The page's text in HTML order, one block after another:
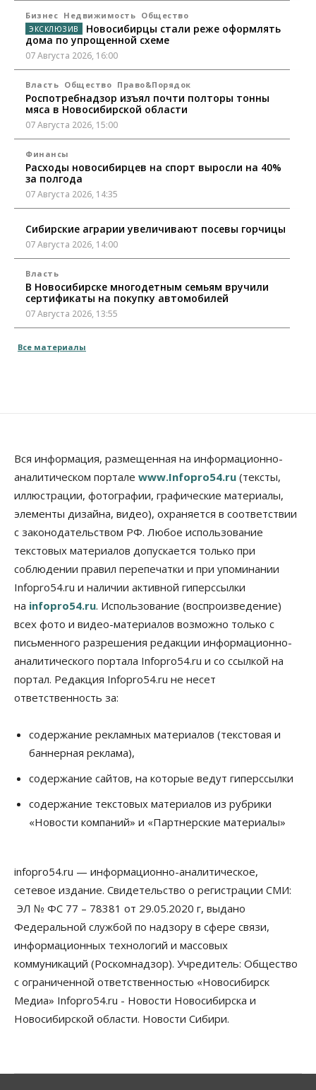
Бизнес Недвижимость Общество
Новосибирцы стали реже оформлять
дома по упрощенной схеме
07 Августа 2026, 16:00
Власть Общество Право&Порядок
Роспотребнадзор изъял почти полторы тонны
мяса в Новосибирской области
07 Августа 2026, 15:00
Финансы
Расходы новосибирцев на спорт выросли на 40%
за полгода
07 Августа 2026, 14:35
Сибирские аграрии увеличивают посевы горчицы
07 Августа 2026, 14:00
Власть
В Новосибирске многодетным семьям вручили
сертификаты на покупку автомобилей
07 Августа 2026, 13:55
Треть автовладельцев в Новосибирской области
07 Августа 2026, 12:35
Общество
Синоптики рассказали о погоде в Новосибирске
на выходных
07 Августа 2026, 12:00
Жители Новосибирска смогут добровольно
повысить свою пенсию
07 Августа 2026, 11:30
Общество
Деньгами будут распоряжаться дети: в десяти
школах Новосибирской области введут
инициативное бюджетирование
07 Августа 2026, 11:00
заключили под стражу
07 Августа 2026, 10:15
Общество
Новосибирской области, но режима ЧС не будет
07 Августа 2026, 10:00
выстраивают системы защиты от атак БПЛА
07 Августа 2026, 09:00
По «Сибэлектротерму» выдали исполнительные
листы на полмиллиарда рублей
07 Августа 2026, 08:00
Бизнес Власть Медицина Общество
Искусственный интеллект предлагают
привлекать к разработке новых лекарств в
России
Все материалы
Вся информация, размещенная на информационно-
аналитическом портале www.Infopro54.ru (тексты,
иллюстрации, фотографии, графические материалы,
элементы дизайна, видео), охраняется в соответствии
с законодательством РФ. Любое использование
текстовых материалов допускается только при
соблюдении правил перепечатки и при упоминании
Infopro54.ru и наличии активной гиперссылки
на infopro54.ru. Использование (воспроизведение)
всех фото и видео-материалов возможно только с
письменного разрешения редакции информационно-
аналитического портала Infopro54.ru и со ссылкой на
портал. Редакция Infopro54.ru не несет
ответственность за:
содержание рекламных материалов (текстовая и
баннерная реклама),
содержание сайтов, на которые ведут гиперссылки
содержание текстовых материалов из рубрики
«Новости компаний» и «Партнерские материалы»
infopro54.ru — информационно-аналитическое,
сетевое издание. Свидетельство о регистрации СМИ:
ЭЛ № ФС 77 – 78381 от 29.05.2020 г, выдано
Федеральной службой по надзору в сфере связи,
информационных технологий и массовых
коммуникаций (Роскомнадзор). Учредитель: Общество
с ограниченной ответственностью «Новосибирск
Медиа» Infopro54.ru - Новости Новосибирска и
Новосибирской области. Новости Сибири.